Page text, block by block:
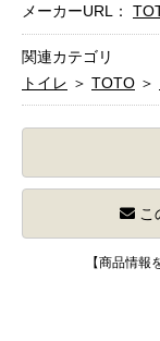
メーカーURL：
関連カテゴリ
トイレ ＞ TOTO ＞
こ
【商品情報